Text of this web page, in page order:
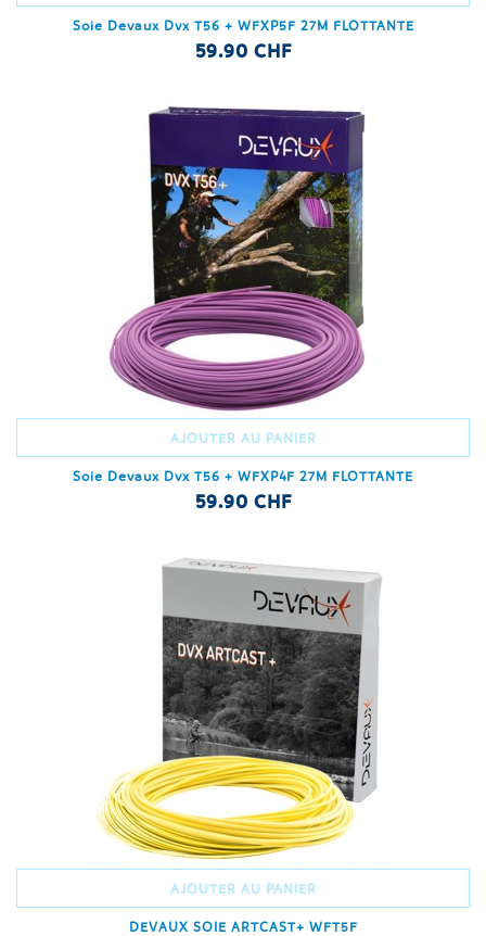
Soie Devaux Dvx T56 + WFXP5F 27M FLOTTANTE
59.90 CHF
AJOUTER AU PANIER
Soie Devaux Dvx T56 + WFXP4F 27M FLOTTANTE
59.90 CHF
AJOUTER AU PANIER
DEVAUX SOIE ARTCAST+ WFT5F